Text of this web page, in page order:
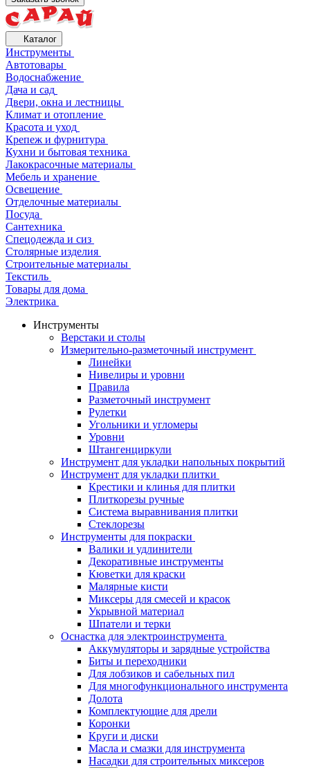
Каталог
Инструменты
Автотовары
Водоснабжение
Дача и сад
Двери, окна и лестницы
Климат и отопление
Красота и уход
Крепеж и фурнитура
Кухни и бытовая техника
Лакокрасочные материалы
Мебель и хранение
Освещение
Отделочные материалы
Посуда
Сантехника
Спецодежда и сиз
Столярные изделия
Строительные материалы
Текстиль
Товары для дома
Электрика
Инструменты
Верстаки и столы
Измерительно-разметочный инструмент
Линейки
Нивелиры и уровни
Правила
Разметочный инструмент
Рулетки
Угольники и угломеры
Уровни
Штангенциркули
Инструмент для укладки напольных покрытий
Инструмент для укладки плитки
Крестики и клинья для плитки
Плиткорезы ручные
Система выравнивания плитки
Стеклорезы
Инструменты для покраски
Валики и удлинители
Декоративные инструменты
Кюветки для краски
Малярные кисти
Миксеры для смесей и красок
Укрывной материал
Шпатели и терки
Оснастка для электроинструмента
Аккумуляторы и зарядные устройства
Биты и переходники
Для лобзиков и сабельных пил
Для многофункционального инструмента
Долота
Комплектующие для дрели
Коронки
Круги и диски
Масла и смазки для инструмента
Насадки для строительных миксеров